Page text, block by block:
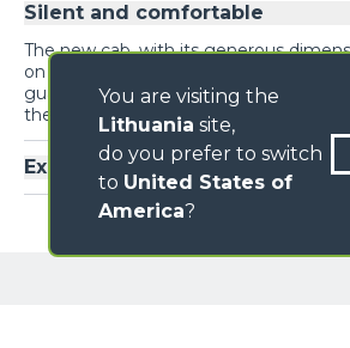
Silent and comfortable
The new cab, with its generous
on silent-blocks that drastically reduce
guarantees maximum comfort and
the operator.
Exclusive comfort
You are visiting the
Lithuania site,
do you prefer to switch
to United States of
America?